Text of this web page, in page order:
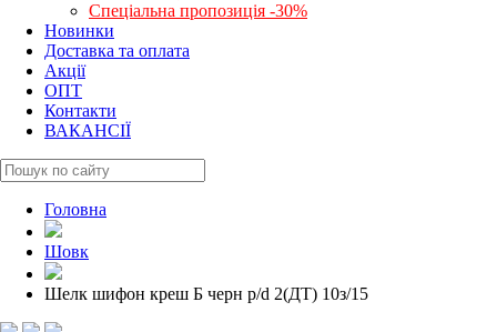
Спеціальна пропозиція -30%
Новинки
Доставка та оплата
Акції
ОПТ
Контакти
ВАКАНСІЇ
Головна
Шовк
Шелк шифон креш Б черн p/d 2(ДТ) 10з/15